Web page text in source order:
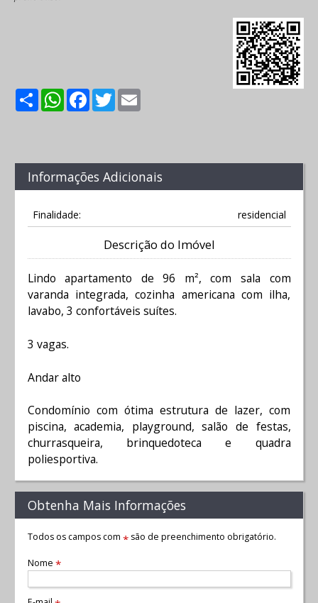
ShareWhatsApp
Facebook
Twitter
Informações Adicionais
Finalidade: residencial
Descrição do Imóvel
Lindo apartamento de 96 m², com sala com
varanda integrada, cozinha americana com ilha,
lavabo, 3 confortáveis suítes.
3 vagas.
Andar alto
Condomínio com ótima estrutura de lazer, com
piscina, academia, playground, salão de festas,
churrasqueira, brinquedoteca e quadra
poliesportiva.
Obtenha Mais Informações
Todos os campos com *são de preenchimento obrigatório.
Nome *